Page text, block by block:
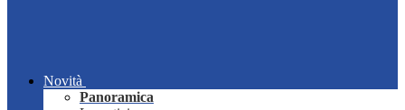
Novità
Panoramica